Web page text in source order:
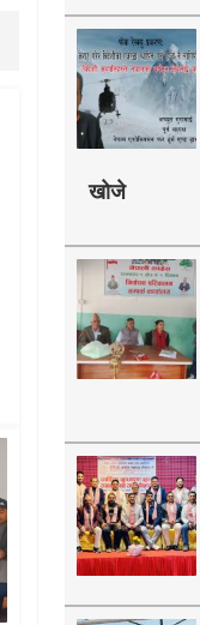
खोजे